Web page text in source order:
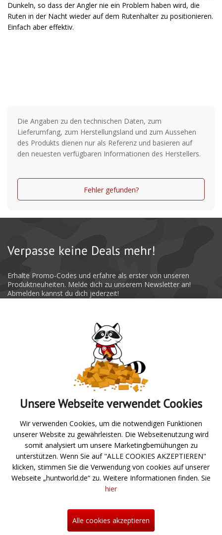
Dunkeln, so dass der Angler nie ein Problem haben wird, die
Ruten in der Nacht wieder auf dem Rutenhalter zu positionieren.
Einfach aber effektiv.
Die Angaben zu den technischen Daten, zum
Lieferumfang, zum Herstellungsland und zum Aussehen
des Produkts dienen nur als Referenz und basieren auf
den neuesten verfügbaren Informationen des Herstellers.
Fehler gefunden?
Verpasse keine Deals mehr!
Erhalte Promo-Codes und erfahre als erster von unseren
Produktneuheiten. Melde dich zu unserem Newsletter an!
Abmelden kannst du dich jederzeit!
Absenden
Angeln
Jagd- und Schießsport
Über uns
Informationen zum Bestellprozess
Unsere Webseite verwendet Cookies
Wir verwenden Cookies, um die notwendigen Funktionen
unserer Website zu gewährleisten. Die Webseitenutzung wird
somit analysiert um unsere Marketingbemühungen zu
unterstützen. Wenn Sie auf "ALLE COOKIES AKZEPTIEREN"
klicken, stimmen Sie die Verwendung von cookies auf unserer
Webseite „huntworld.de“ zu. Weitere Informationen finden. Sie
hier
Alle cookies akzeptieren